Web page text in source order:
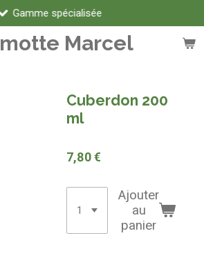
Marcel
Gamme spécialisée
Cuberdon 200
ml
7,80 €
Ajouter
au
panier